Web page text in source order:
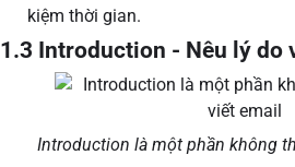
kiệm thời gian.
1.3 Introduction - Nêu lý do
Introduction là một phần không